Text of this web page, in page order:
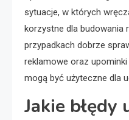
sytuacje, w których
korzystne dla budowania
przypadkach dobrze
reklamowe oraz
mogą być użyteczne dla
Jakie błędy